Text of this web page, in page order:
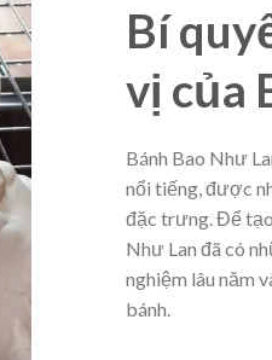
Bí
vị của
Bánh Bao Như
nổi tiếng, được
đặc trưng. Để tạo
Như Lan đã có
nghiệm lâu năm
bánh.